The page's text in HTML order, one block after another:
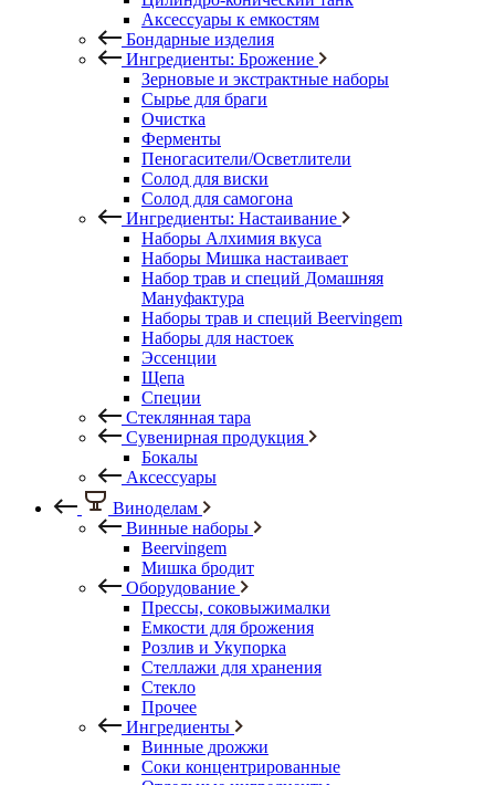
Аксессуары к емкостям
Бондарные изделия
Ингредиенты: Брожение
Зерновые и экстрактные наборы
Сырье для браги
Очистка
Ферменты
Пеногасители/Осветлители
Солод для виски
Солод для самогона
Ингредиенты: Настаивание
Наборы Алхимия вкуса
Наборы Мишка настаивает
Набор трав и специй Домашняя
Мануфактура
Наборы трав и специй Beervingem
Наборы для настоек
Эссенции
Щепа
Специи
Стеклянная тара
Сувенирная продукция
Бокалы
Аксессуары
Виноделам
Винные наборы
Beervingem
Мишка бродит
Оборудование
Прессы, соковыжималки
Емкости для брожения
Розлив и Укупорка
Стеллажи для хранения
Стекло
Прочее
Ингредиенты
Винные дрожжи
Соки концентрированные